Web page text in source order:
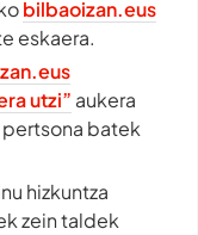
bilbaoizan.eus
eskaera.
utzi” aukera
pertsona batek
hizkuntza
zein taldek